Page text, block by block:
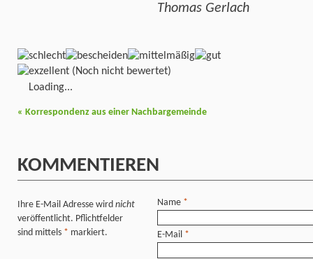
Thomas Gerlach
(Noch nicht bewertet)
Loading...
« Korrespondenz aus einer Nachbargemeinde
KOMMENTIEREN
Ihre E-Mail Adresse wird nicht
veröffentlicht. Pflichtfelder
sind mittels * markiert.
Name *
E-Mail *